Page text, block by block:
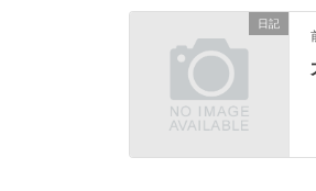
日記